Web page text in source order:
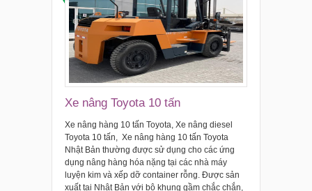
Xe nâng Toyota 10 tấn
Xe nâng hàng 10 tấn Toyota, Xe nâng diesel
Toyota 10 tấn, Xe nâng hàng 10 tấn Toyota
Nhật Bản thường được sử dụng cho các ứng
dụng nâng hàng hóa nặng tại các nhà máy
luyện kim và xếp dỡ container rỗng. Được sản
xuất tại Nhật Bản với bộ khung gầm chắc chắn,